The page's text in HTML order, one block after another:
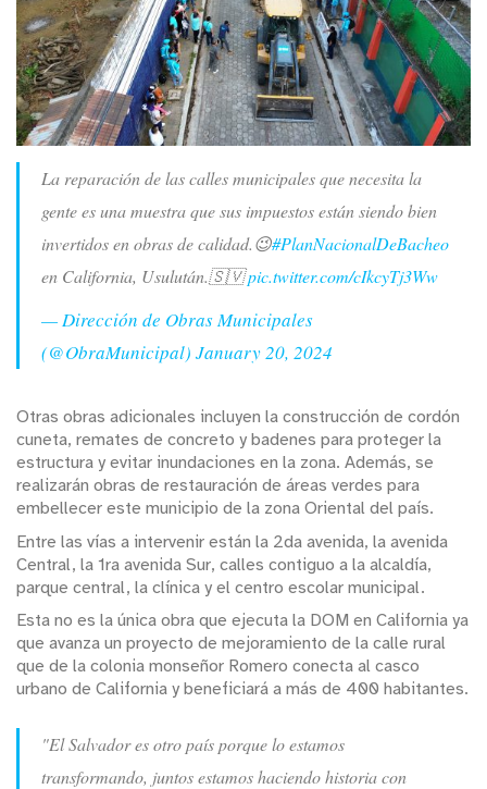
La reparación de las calles municipales que necesita la
gente es una muestra que sus impuestos están siendo bien
invertidos en obras de calidad.😉#PlanNacionalDeBacheo
en California, Usulután.🇸🇻pic.twitter.com/cIkcyTj3Ww
— Dirección de Obras Municipales
(@ObraMunicipal) January 20, 2024
Otras obras adicionales incluyen la construcción de cordón
cuneta, remates de concreto y badenes para proteger la
estructura y evitar inundaciones en la zona. Además, se
realizarán obras de restauración de áreas verdes para
embellecer este municipio de la zona Oriental del país.
Entre las vías a intervenir están la 2da avenida, la avenida
Central, la 1ra avenida Sur, calles contiguo a la alcaldía,
parque central, la clínica y el centro escolar municipal.
Esta no es la única obra que ejecuta la DOM en California ya
que avanza un proyecto de mejoramiento de la calle rural
que de la colonia monseñor Romero conecta al casco
urbano de California y beneficiará a más de 400 habitantes.
"El Salvador es otro país porque lo estamos
transformando, juntos estamos haciendo historia con